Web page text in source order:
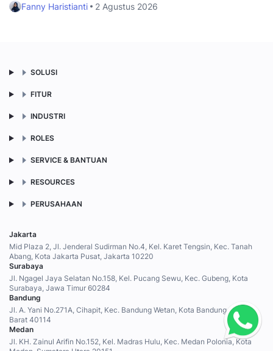
Fanny Haristianti 2 Agustus 2026
SOLUSI
FITUR
INDUSTRI
ROLES
SERVICE & BANTUAN
RESOURCES
PERUSAHAAN
Jakarta
Mid Plaza 2, Jl. Jenderal Sudirman No.4, Kel. Karet Tengsin, Kec. Tanah
Abang, Kota Jakarta Pusat, Jakarta 10220
Surabaya
Jl. Ngagel Jaya Selatan No.158, Kel. Pucang Sewu, Kec. Gubeng, Kota
Surabaya, Jawa Timur 60284
Bandung
Jl. A. Yani No.271A, Cihapit, Kec. Bandung Wetan, Kota Bandung, Jawa
Barat 40114
Medan
Jl. KH. Zainul Arifin No.152, Kel. Madras Hulu, Kec. Medan Polonia, Kota